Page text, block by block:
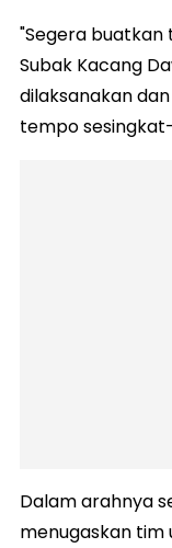
"Segera buatkan
Subak Kacang
dilaksanakan
tempo
Dalam arahnya
menugaskan tim